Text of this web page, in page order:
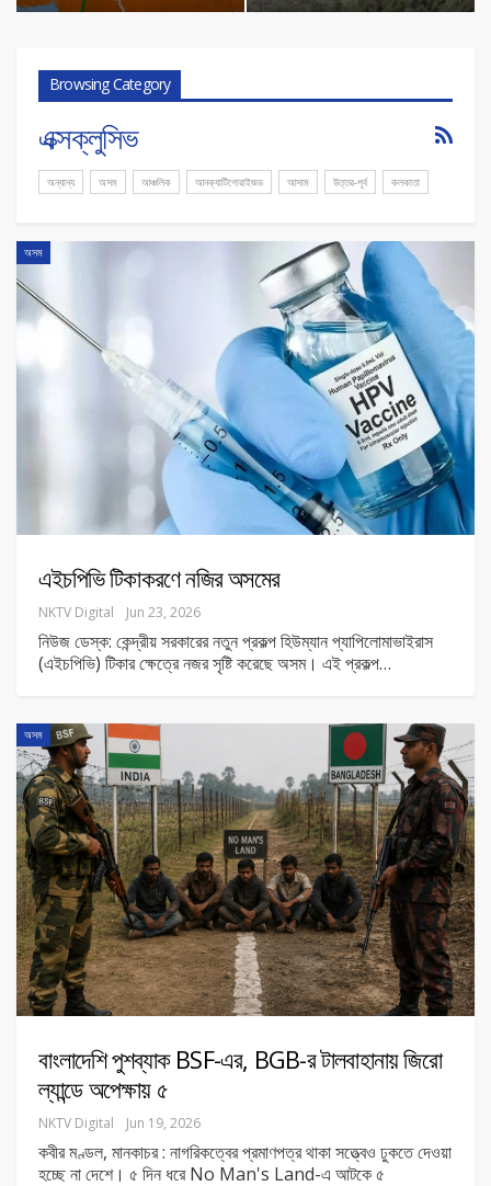
Browsing Category
এক্সক্লুসিভ
অন্যান্য অসম আঞ্চলিক আনক্যাটিগোরাইজড আসাম উত্তর-পূর্ব কলকাতা
অসম
এইচপিভি টিকাকরণে নজির অসমের
NKTV Digital Jun 23, 2026
নিউজ ডেস্ক: কেন্দ্রীয় সরকারের নতুন প্রকল্প হিউম্যান প্যাপিলোমাভাইরাস
(এইচপিভি) টিকার ক্ষেত্রে নজর সৃষ্টি করেছে অসম। এই প্রকল্প…
অসম
বাংলাদেশি পুশব্যাক BSF-এর, BGB-র টালবাহানায় জিরো
ল্যান্ডে অপেক্ষায় ৫
NKTV Digital Jun 19, 2026
কবীর মণ্ডল, মানকাচর : নাগরিকত্বের প্রমাণপত্র থাকা সত্ত্বেও ঢুকতে দেওয়া
হচ্ছে না দেশে। ৫ দিন ধরে No Man's Land-এ আটকে ৫